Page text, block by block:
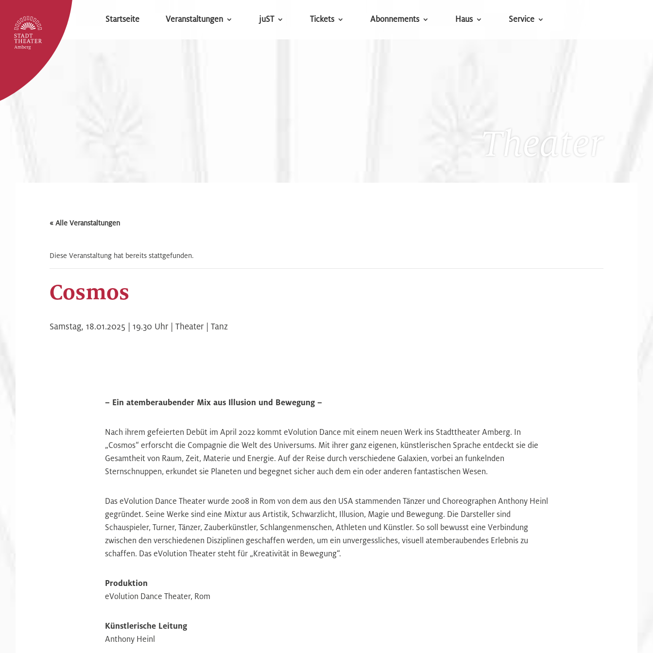
Startseite Veranstaltungen juST Tickets Abonnements Haus Service
Theater
« Alle Veranstaltungen
Diese Veranstaltung hat bereits stattgefunden.
Cosmos
Samstag, 18.01.2025 | 19.30 Uhr | Theater | Tanz
– Ein atemberaubender Mix aus Illusion und Bewegung –
Nach ihrem gefeierten Debüt im April 2022 kommt eVolution Dance mit einem neuen Werk ins Stadttheater Amberg. In
„Cosmos“ erforscht die Compagnie die Welt des Universums. Mit ihrer ganz eigenen, künstlerischen Sprache entdeckt sie die
Gesamtheit von Raum, Zeit, Materie und Energie. Auf der Reise durch verschiedene Galaxien, vorbei an funkelnden
Sternschnuppen, erkundet sie Planeten und begegnet sicher auch dem ein oder anderen fantastischen Wesen.
Das eVolution Dance Theater wurde 2008 in Rom von dem aus den USA stammenden Tänzer und Choreographen Anthony Heinl
gegründet. Seine Werke sind eine Mixtur aus Artistik, Schwarzlicht, Illusion, Magie und Bewegung. Die Darsteller sind
Schauspieler, Turner, Tänzer, Zauberkünstler, Schlangenmenschen, Athleten und Künstler. So soll bewusst eine Verbindung
zwischen den verschiedenen Disziplinen geschaffen werden, um ein unvergessliches, visuell atemberaubendes Erlebnis zu
schaffen. Das eVolution Theater steht für „Kreativität in Bewegung“.
Produktion
eVolution Dance Theater, Rom
Künstlerische Leitung
Anthony Heinl